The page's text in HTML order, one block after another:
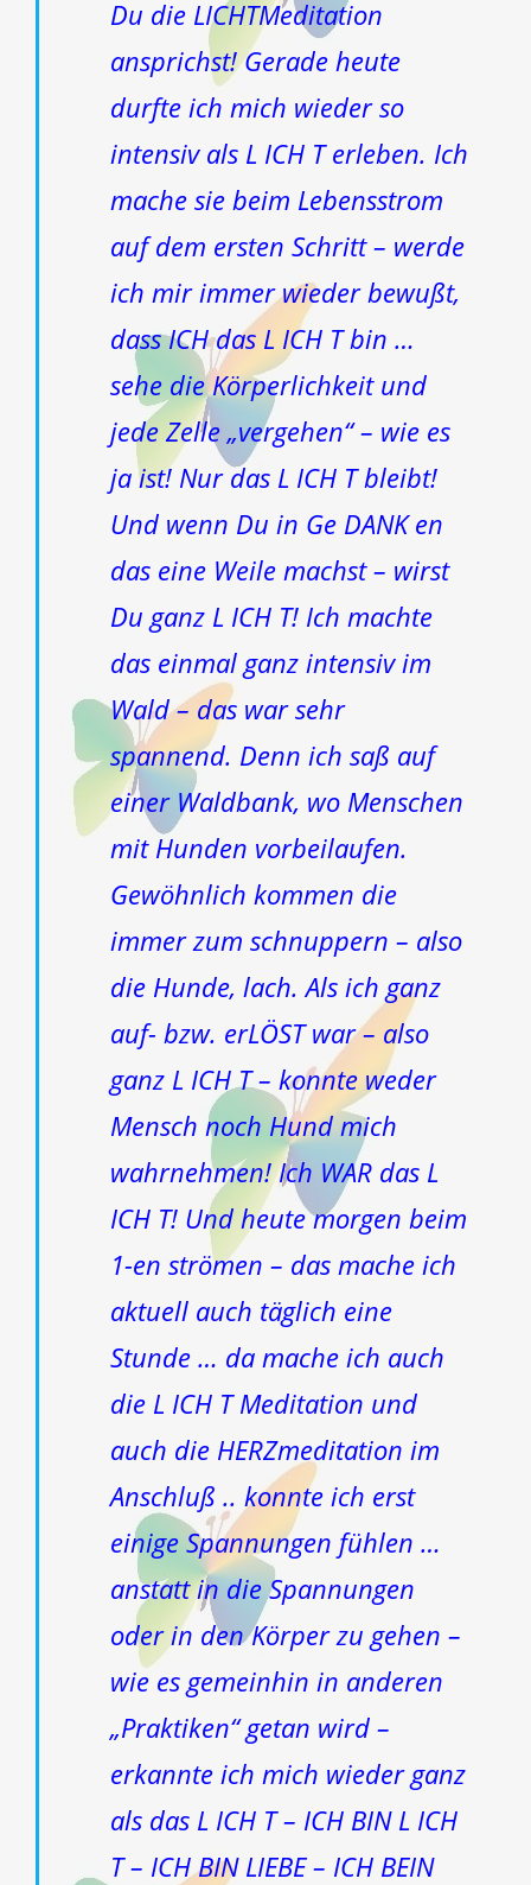
Du die LICHTMeditation
ansprichst! Gerade heute
durfte ich mich wieder so
intensiv als L ICH T erleben. Ich
mache sie beim Lebensstrom
auf dem ersten Schritt – werde
ich mir immer wieder bewußt,
dass ICH das L ICH T bin …
sehe die Körperlichkeit und
jede Zelle „vergehen“ – wie es
ja ist! Nur das L ICH T bleibt!
Und wenn Du in Ge DANK en
das eine Weile machst – wirst
Du ganz L ICH T! Ich machte
das einmal ganz intensiv im
Wald – das war sehr
spannend. Denn ich saß auf
einer Waldbank, wo Menschen
mit Hunden vorbeilaufen.
Gewöhnlich kommen die
immer zum schnuppern – also
die Hunde, lach. Als ich ganz
auf- bzw. erLÖST war – also
ganz L ICH T – konnte weder
Mensch noch Hund mich
wahrnehmen! Ich WAR das L
ICH T! Und heute morgen beim
1-en strömen – das mache ich
aktuell auch täglich eine
Stunde … da mache ich auch
die L ICH T Meditation und
auch die HERZmeditation im
Anschluß .. konnte ich erst
einige Spannungen fühlen …
anstatt in die Spannungen
oder in den Körper zu gehen –
wie es gemeinhin in anderen
„Praktiken“ getan wird –
erkannte ich mich wieder ganz
als das L ICH T – ICH BIN L ICH
T – ICH BIN LIEBE – ICH BEIN